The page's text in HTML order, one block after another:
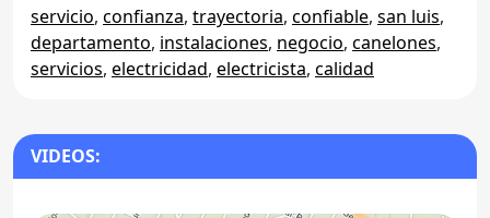
servicio, confianza, trayectoria, confiable, san luis,
departamento, instalaciones, negocio, canelones,
servicios, electricidad, electricista, calidad
VIDEOS: